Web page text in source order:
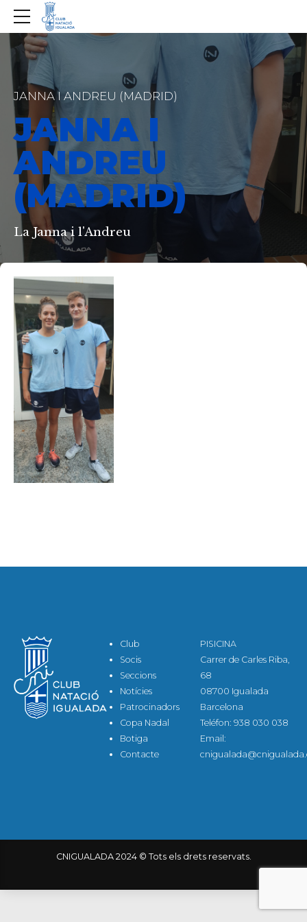
JANNA I ANDREU (MADRID)
JANNA I
ANDREU
(MADRID)
La Janna i l'Andreu
Club
Socis
Seccions
Notícies
Patrocinadors
Copa Nadal
Botiga
Contacte
PISICINA
Carrer de Carles Riba,
68
08700 Igualada
Barcelona
Teléfon: 938 030 038
Email:
CNIGUALADA 2024 © Tots els drets reservats.